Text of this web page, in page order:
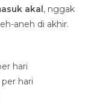
akal, nggak
aneh di akhir.
hari
hari